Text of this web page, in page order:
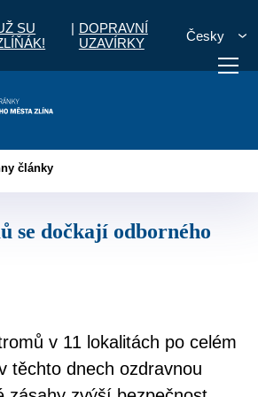
SU
| DOPRAVNÍ
UZAVÍRKY
Česky
Potřebuji zaplatit
články
v 11 lokalitách po celém
těchto dnech ozdravnou